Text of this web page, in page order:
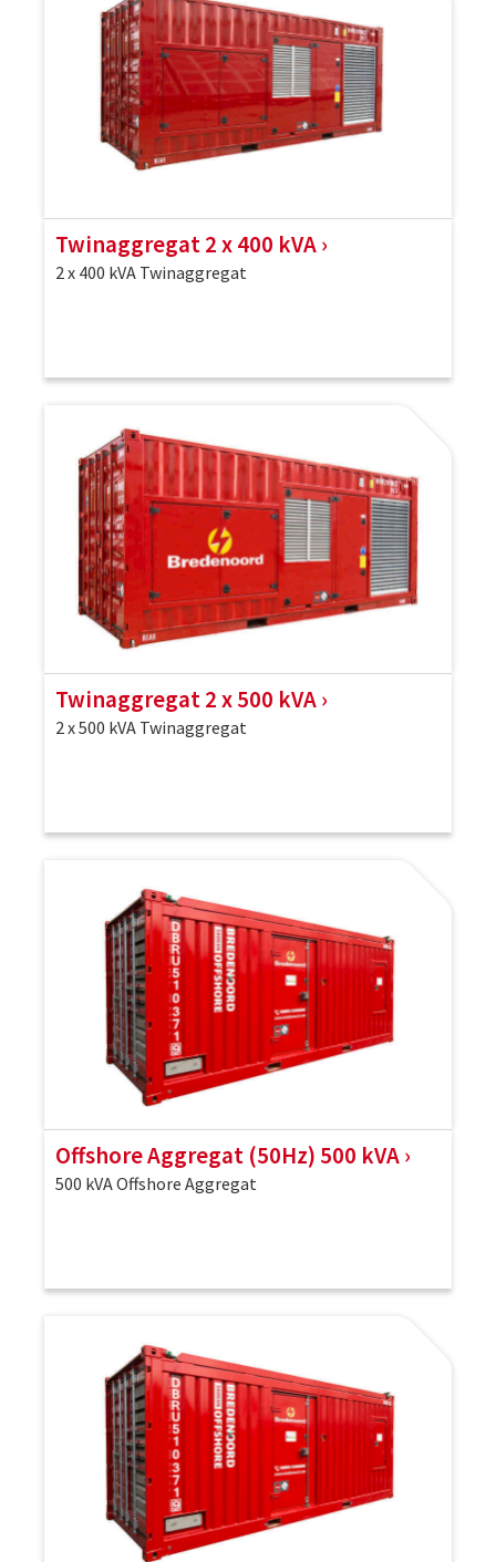
Twinaggregat 2 x 400 kVA
2 x 400 kVA Twinaggregat
Twinaggregat 2 x 500 kVA
2 x 500 kVA Twinaggregat
Offshore Aggregat (50Hz) 500 kVA
500 kVA Offshore Aggregat